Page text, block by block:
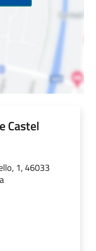
Castel
1, 46033